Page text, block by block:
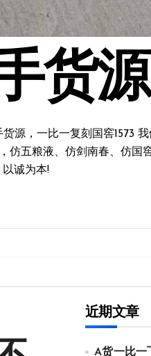
货源
源，一比一复刻国窖1573
五粮液、仿剑南春、仿国
诚为本!
近期文章
A货一比一